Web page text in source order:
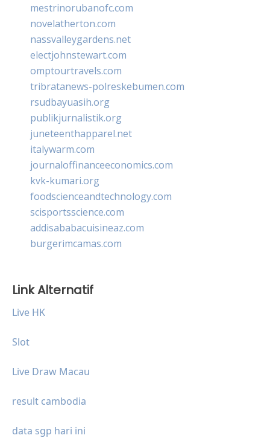
mestrinorubanofc.com
novelatherton.com
nassvalleygardens.net
electjohnstewart.com
omptourtravels.com
tribratanews-polreskebumen.com
rsudbayuasih.org
publikjurnalistik.org
juneteenthapparel.net
italywarm.com
journaloffinanceeconomics.com
kvk-kumari.org
foodscienceandtechnology.com
scisportsscience.com
addisababacuisineaz.com
burgerimcamas.com
Link Alternatif
Live HK
Slot
Live Draw Macau
result cambodia
data sgp hari ini